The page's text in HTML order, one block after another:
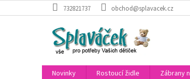
na
732821737 obchod@splavacek.cz
Novinky Rostoucí židle Zábrany